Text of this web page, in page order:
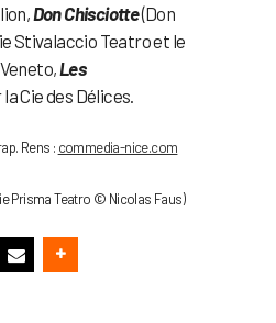
Don Chisciotte(Don
Stivalaccio Teatro et le
Les
Cie des Délices.
Rens : commedia-nice.com
Prisma Teatro © Nicolas Faus)